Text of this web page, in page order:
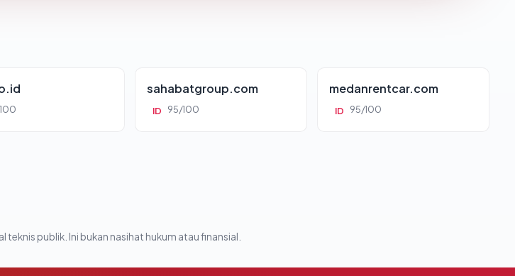
sahabatgroup.com
ID 95/100
medanrentcar.com
ID 95/100
publik. Ini bukan nasihat hukum atau finansial.